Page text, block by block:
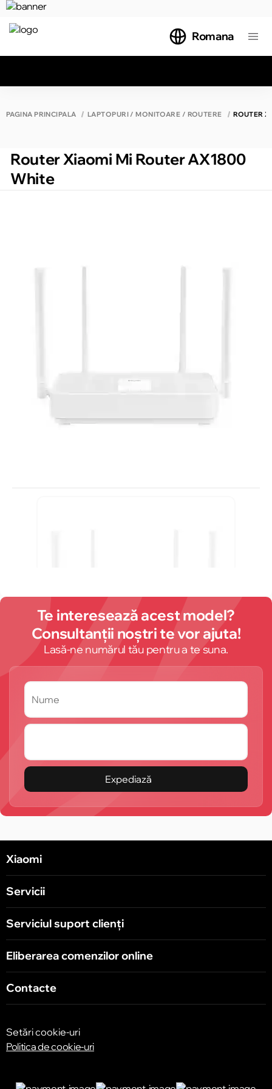
Romana
PAGINA PRINCIPALĂ LAPTOPURI / MONITOARE / ROUTERE ROUTER
Router Xiaomi Mi Router AX1800
White
Te interesează acest model?
Consultanții noștri te vor ajuta!
Lasă-ne numărul tău pentru a te suna.
Expediază
Xiaomi
Servicii
Serviciul suport clienţi
Eliberarea comenzilor online
Contacte
Setări cookie-uri
Politica de cookie-uri